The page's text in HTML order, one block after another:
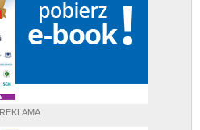
REKLAMA